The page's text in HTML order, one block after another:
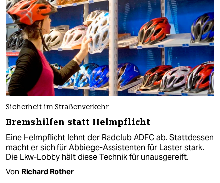
Sicherheit im Straßenverkehr
Bremshilfen statt Helmpflicht
Eine Helmpflicht lehnt der Radclub ADFC ab. Stattdessen
macht er sich für Abbiege-Assistenten für Laster stark.
Die Lkw-Lobby hält diese Technik für unausgereift.
Von Richard Rother